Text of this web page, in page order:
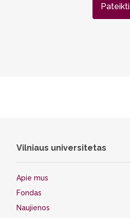
Pateikti
Vilniaus universitetas
Apie mus
Fondas
Naujienos